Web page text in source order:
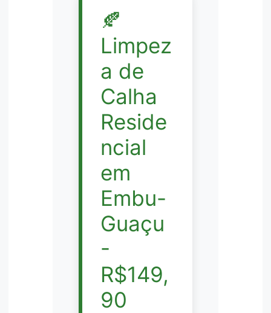
🍂
Limpez
a de
Calha
Reside
ncial
em
Embu-
Guaçu
-
R$149,
90